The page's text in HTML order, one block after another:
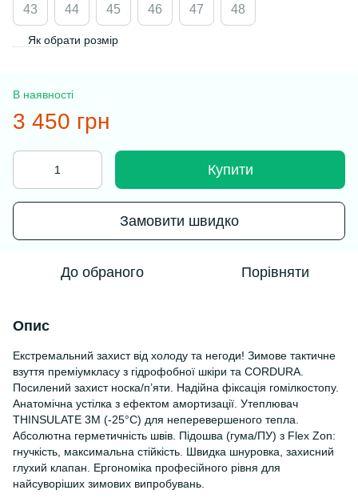
43 44 45 46 47 48
Як обрати розмір
В наявності
3 450 грн
Купити
Замовити швидко
До обраного Порівняти
Опис
Екстремальний захист від холоду та негоди! Зимове тактичне
взуття преміумкласу з гідрофобної шкіри та CORDURA.
Посилений захист носка/п’яти. Надійна фіксація гомілкостопу.
Анатомічна устілка з ефектом амортизації. Утеплювач
THINSULATE 3M (-25°C) для неперевершеного тепла.
Абсолютна герметичність швів. Підошва (гума/ПУ) з Flex Zon:
гнучкість, максимальна стійкість. Швидка шнуровка, захисний
глухий клапан. Ергономіка професійного рівня для
найсуворіших зимових випробувань.